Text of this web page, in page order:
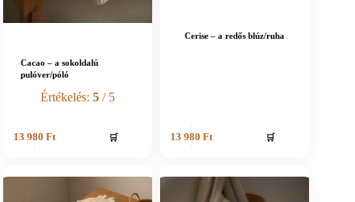
Cacao – a sokoldalú
pulóver/póló
Értékelés:5 / 5
13 980 Ft 🛒
Cerise – a redős blúz/ruha
13 980 Ft 🛒